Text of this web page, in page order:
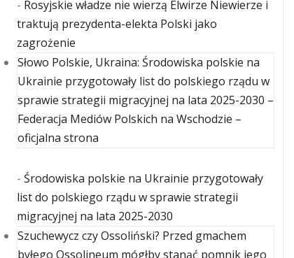
- Rosyjskie władze nie wierzą Elwirze Niewierze i
traktują prezydenta-elekta Polski jako
zagrożenie
Słowo Polskie, Ukraina: Środowiska polskie na
Ukrainie przygotowały list do polskiego rządu w
sprawie strategii migracyjnej na lata 2025-2030 –
Federacja Mediów Polskich na Wschodzie –
oficjalna strona
- Środowiska polskie na Ukrainie przygotowały
list do polskiego rządu w sprawie strategii
migracyjnej na lata 2025-2030
Szuchewycz czy Ossoliński? Przed gmachem
byłego Ossolineum mógłby stanąć pomnik jego